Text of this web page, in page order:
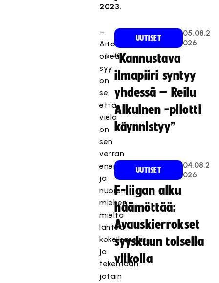
2023.
–
Aito
oikea
syy
on
se,
että
vielä
on
sen
verran
energiaa
ja
nuoren
miehen
mieltä
lähteä
kokeilemaan
ja
tekemään
jotain
UUTISET
05.08.2
026
“Kannustava
ilmapiiri syntyy
yhdessä – Reilu
Aikuinen -pilotti
käynnistyy”
UUTISET
04.08.2
026
F-liigan alku
häämöttää:
Avauskierrokset
syyskuun toisella
viikolla